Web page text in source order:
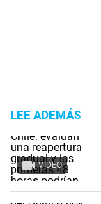
LEE ADEMÁS
VIDEO